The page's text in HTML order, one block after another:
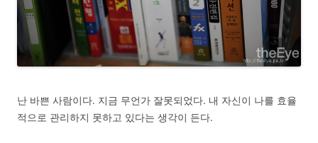
난 바쁜 사람이다. 지금 무언가 잘못되었다. 내 자신이 나를 효율
적으로 관리하지 못하고 있다는 생각이 든다.